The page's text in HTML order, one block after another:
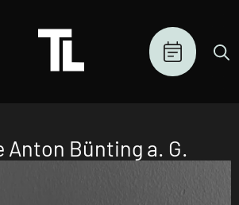
Anton Bünting a. G.